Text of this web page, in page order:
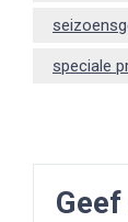
speciale